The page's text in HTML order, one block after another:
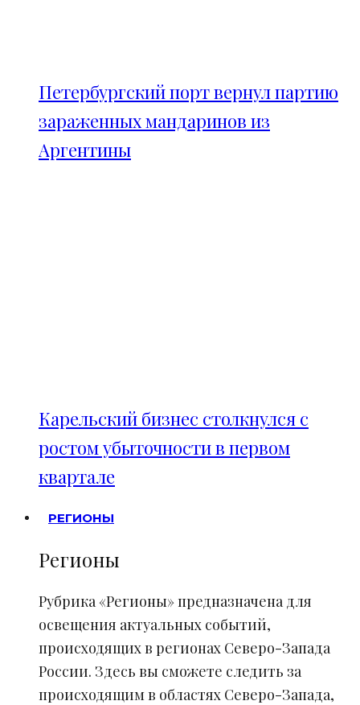
Петербургский порт вернул партию
зараженных мандаринов из
Аргентины
Карельский бизнес столкнулся с
ростом убыточности в первом
квартале
РЕГИОНЫ
Регионы
Рубрика «Регионы» предназначена для
освещения актуальных событий,
происходящих в регионах Северо-Запада
России. Здесь вы сможете следить за
происходящим в областях Северо-Запада,